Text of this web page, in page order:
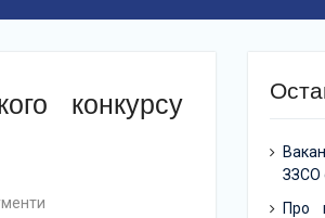
конкурсу
ЗЗСО
Про